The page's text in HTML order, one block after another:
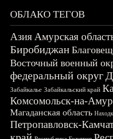
ОБЛАКО ТЕГОВ
АзияАмурская
Биробиджан
Восточный военный
федеральный округ
Забайкалье Забайкальский край
Комсомольск-на-
Магаданская область
Петропавловск-